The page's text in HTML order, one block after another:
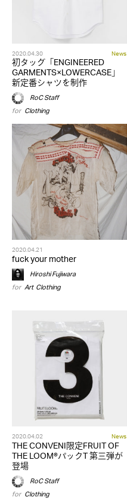
2020.04.30 News
初タッグ「ENGINEERED
GARMENTS×LOWERCASE」
新定番シャツを制作
RoC Staff
for Clothing
2020.04.21
fuck your mother
Hiroshi Fujiwara
for Art,Clothing
2020.04.02 News
THE CONVENI限定FRUIT OF
THE LOOM®パックT 第三弾が
登場
RoC Staff
for Clothing